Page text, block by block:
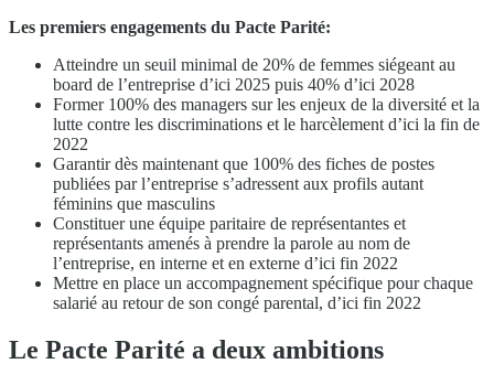
Les premiers engagements du Pacte Parité:
Atteindre un seuil minimal de 20% de femmes siégeant au
board de l’entreprise d’ici 2025 puis 40% d’ici 2028
Former 100% des managers sur les enjeux de la diversité et la
lutte contre les discriminations et le harcèlement d’ici la fin de
2022
Garantir dès maintenant que 100% des fiches de postes
publiées par l’entreprise s’adressent aux profils autant
féminins que masculins
Constituer une équipe paritaire de représentantes et
représentants amenés à prendre la parole au nom de
l’entreprise, en interne et en externe d’ici fin 2022
Mettre en place un accompagnement spécifique pour chaque
salarié au retour de son congé parental, d’ici fin 2022
Le Pacte Parité a deux ambitions